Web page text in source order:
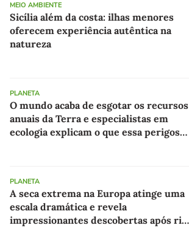
MEIO AMBIENTE
Sicília além da costa: ilhas menores
oferecem experiência autêntica na
natureza
PLANETA
O mundo acaba de esgotar os recursos
anuais da Terra e especialistas em
ecologia explicam o que essa perigosa
PLANETA
A seca extrema na Europa atinge uma
escala dramática e revela
impressionantes descobertas após rio